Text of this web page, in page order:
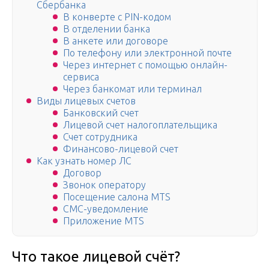
Сбербанка
В конверте с PIN-кодом
В отделении банка
В анкете или договоре
По телефону или электронной почте
Через интернет с помощью онлайн-
сервиса
Через банкомат или терминал
Виды лицевых счетов
Банковский счет
Лицевой счет налогоплательщика
Счет сотрудника
Финансово-лицевой счет
Как узнать номер ЛС
Договор
Звонок оператору
Посещение салона MTS
СМС-уведомление
Приложение MTS
Что такое лицевой счёт?